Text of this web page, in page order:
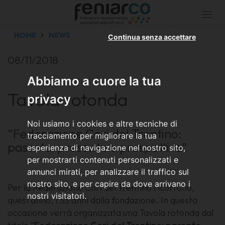
Abbiamo a cuore la tua
privacy
Noi usiamo i cookies e altre tecniche di
tracciamento per migliorare la tua
esperienza di navigazione nel nostro sito,
per mostrarti contenuti personalizzati e
annunci mirati, per analizzare il traffico sul
nostro sito, e per capire da dove arrivano i
nostri visitatori.
Continua senza accettare
HOME NEWS
08/11/2018
Tavola rotonda
“Federazione Cori del Trentino:
passato, presente e prospettive”
Per la Federazione Cori del Trentino ricorrono,
quest’anno, i 55 anni dalla fondazione. In questa
occasione verrà organizzata una Tavola rotonda dal